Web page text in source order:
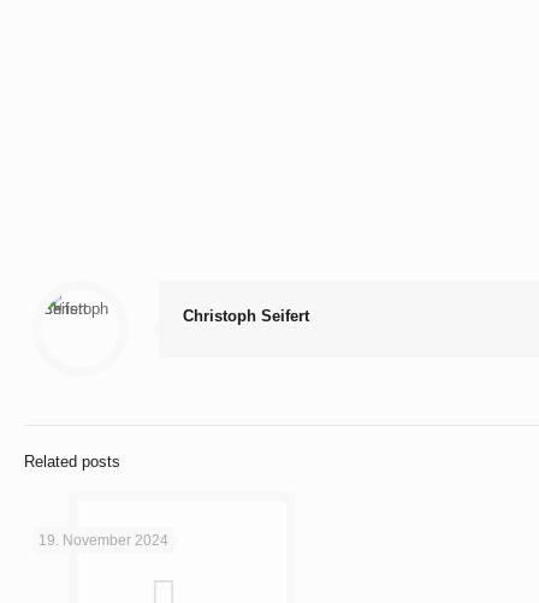
Christoph Seifert
Related posts
19. November 2024